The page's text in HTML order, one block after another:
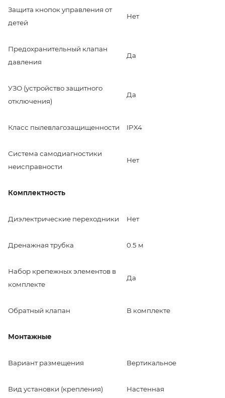
Защита кнопок управления от
детей
Нет
Предохранительный клапан
давления
Да
УЗО (устройство защитного
отключения)
Да
Класс пылевлагозащищенности IPX4
Система самодиагностики
неисправности
Нет
Комплектность
Диэлектрические переходники Нет
Дренажная трубка 0.5 м
Набор крепежных элементов в
комплекте
Да
Обратный клапан В комплекте
Монтажные
Вариант размещения Вертикальное
Вид установки (крепления) Настенная